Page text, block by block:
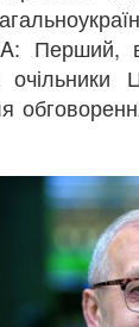
Перший,